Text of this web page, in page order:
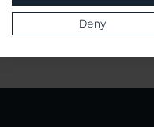
minimieren und die
Deny